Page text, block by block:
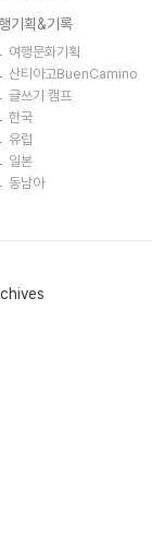
기획&기록
여행문화기획
산티아고BuenCamino
글쓰기 캠프
한국
유럽
일본
동남아